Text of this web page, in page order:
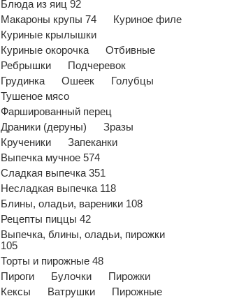
Блюда из яиц 92
Макароны крупы 74
Куриное филе
Куриные крылышки
Куриные окорочка
Отбивные
Ребрышки
Подчеревок
Грудинка
Ошеек
Голубцы
Тушеное мясо
Фаршированный перец
Драники (деруны)
Зразы
Крученики
Запеканки
Выпечка мучное 574
Сладкая выпечка 351
Несладкая выпечка 118
Блины, оладьи, вареники 108
Рецепты пиццы 42
Выпечка, блины, оладьи, пирожки
105
Торты и пирожные 48
Пироги
Булочки
Пирожки
Кексы
Ватрушки
Пирожные